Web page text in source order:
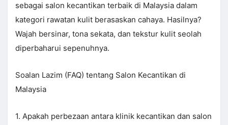
sebagai salon kecantikan terbaik di Malaysia dalam
kategori rawatan kulit berasaskan cahaya. Hasilnya?
Wajah bersinar, tona sekata, dan tekstur kulit seolah
diperbaharui sepenuhnya.
Soalan Lazim (FAQ) tentang Salon Kecantikan di
Malaysia
1. Apakah perbezaan antara klinik kecantikan dan salon